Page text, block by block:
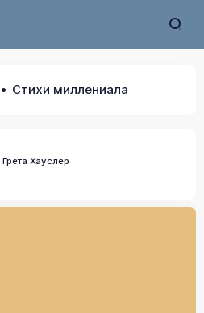
Стихи миллениала
Грета Хауслер